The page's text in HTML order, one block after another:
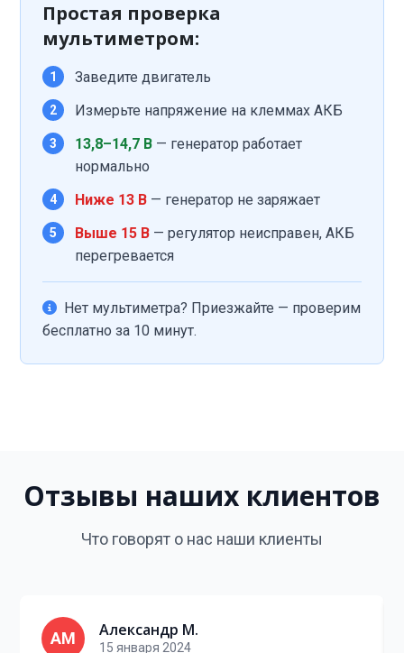
Простая проверка
мультиметром:
1 Заведите двигатель
2 Измерьте напряжение на клеммах АКБ
3 13,8–14,7 В — генератор работает
нормально
4 Ниже 13 В — генератор не заряжает
5 Выше 15 В — регулятор неисправен, АКБ
перегревается
Нет мультиметра? Приезжайте — проверим
бесплатно за 10 минут.
Отзывы наших клиентов
Что говорят о нас наши клиенты
АМ Александр М.
15 января 2024